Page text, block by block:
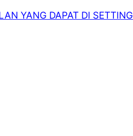
YANG DAPAT DI SETTING